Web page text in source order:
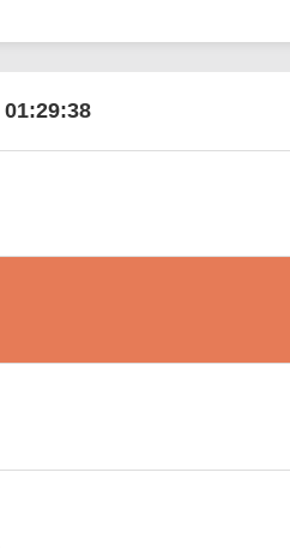
01:29:37